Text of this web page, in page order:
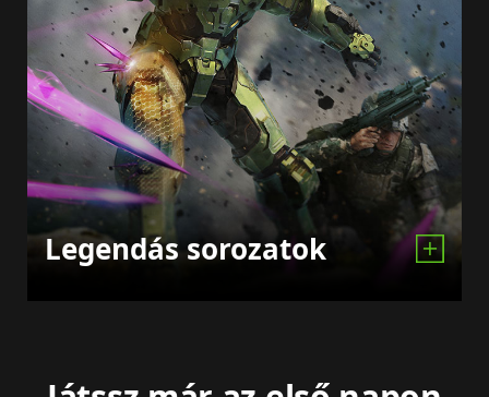
Legendás sorozatok